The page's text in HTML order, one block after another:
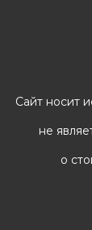
Сайт носит
не
о